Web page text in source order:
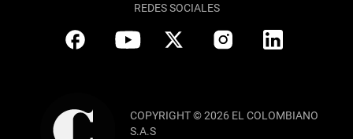
REDES SOCIALES
COPYRIGHT © 2026 EL COLOMBIANO
S.A.S